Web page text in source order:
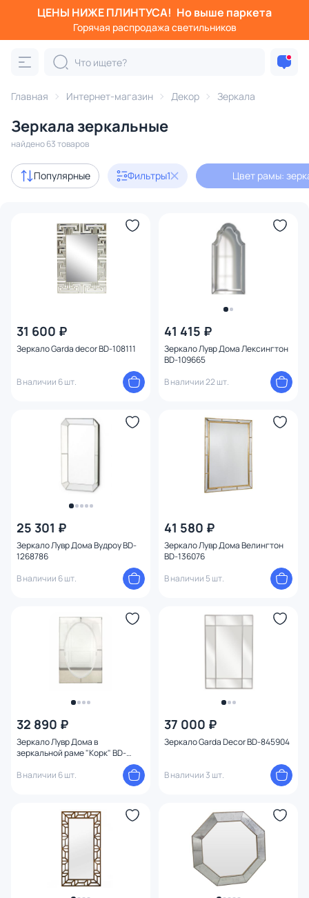
ЦЕНЫ НИЖЕ ПЛИНТУСА! Но выше паркета
Горячая распродажа светильников
Главная Интернет-магазин Декор Зеркала
Зеркала зеркальные
найдено 63 товаров
Популярные Фильтры1 Цвет рамы:
31 600 ₽
Зеркало Garda decor BD-108111
В наличии 6 шт.
41 415 ₽
Зеркало Лувр Дома Лексингтон
BD-109665
В наличии 22 шт.
25 301 ₽
Зеркало Лувр Дома Вудроу BD-
1268786
В наличии 6 шт.
41 580 ₽
Зеркало Лувр Дома Велингтон
BD-136076
В наличии 5 шт.
32 890 ₽
Зеркало Лувр Дома в
зеркальной раме "Корк" BD-
В наличии 6 шт.
37 000 ₽
Зеркало Garda Decor BD-845904
В наличии 3 шт.
Фильтры
Категория:
в раме напольные зеркальные панно
Акции 6
Доставка
Бренд
Стиль
Цвет рамы 1
Тип помещения
Форма
Глубина (см)
Установка
Ширина (см)
Высота (см)
Ориентация
Материал рамы